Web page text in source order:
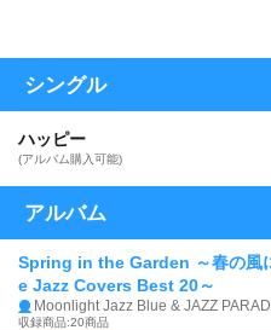
シングル
ハッピー
(アルバム購入可能)
アルバム
Spring in the Garden ～春の風
e Jazz Covers Best 20～
Moonlight Jazz Blue & JAZZ
収録商品:20商品